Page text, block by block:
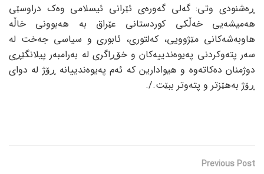
ڕەشنودی وتی: گەلی گەورەی ئێرانی ئیسلامی وەک دراوسێی
هەمیشەیی خەڵکی کوردستانی عێراق بە هەبوونی خاڵە
هاوبەشەکانی مێژوویی، کەلتوری، ئابوری و سیاسی جەخت لە
سەر پتەوکردنی پەیوەندییەکان و خۆڕاگری لە بەرامبەر پیلانگێڕی
دوژمنان دەکاتەوە و هیوادارین کە ئەم پەیوەندییانە ڕۆژ لە دوای
ڕۆژ بەهێزتر و پتەوتر ببێت./.
Previous Post